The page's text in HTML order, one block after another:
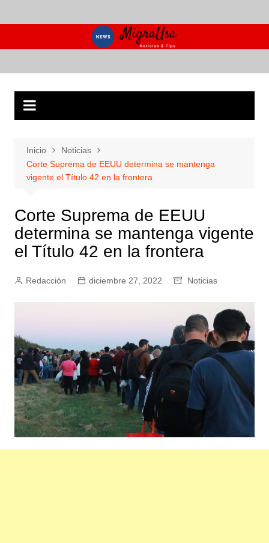
al
Inicio
Noticias
Corte Suprema de EEUU determina se mantenga
vigente el Título 42 en la frontera
Corte Suprema de EEUU
determina se mantenga vigente
el Título 42 en la frontera
Redacción diciembre 27, 2022 Noticias